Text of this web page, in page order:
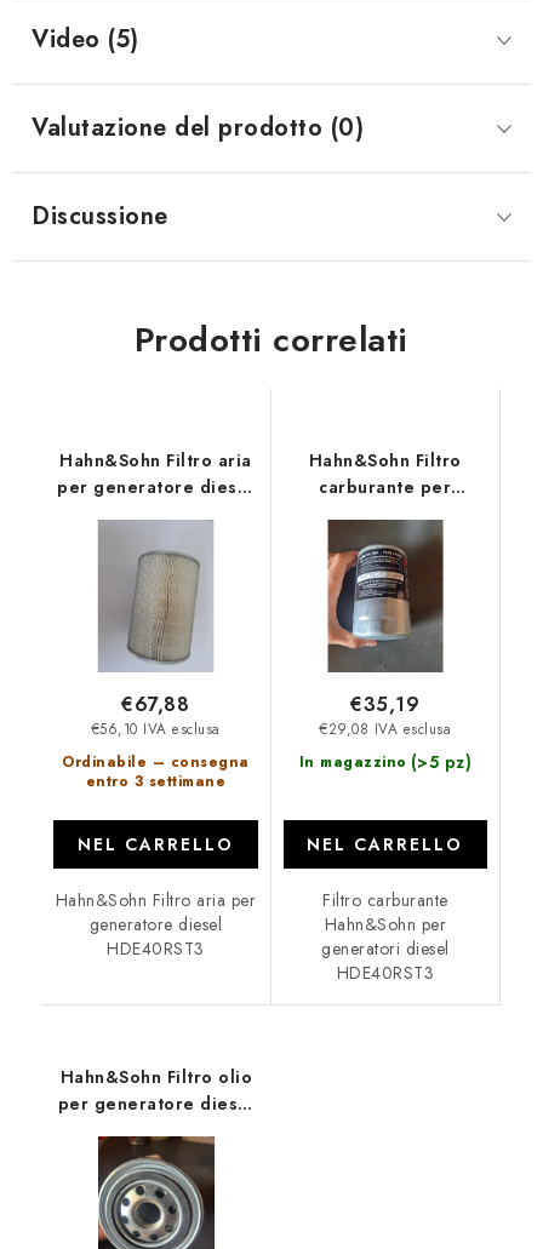
Video (5)
Valutazione del prodotto (0)
Discussione
Prodotti correlati
Hahn&Sohn Filtro aria
per generatore diesel
Ordinabile – consegna
entro 3 settimane
€56,10 IVA esclusa
€67,88
NEL CARRELLO
Hahn&Sohn Filtro aria per
generatore diesel
HDE40RST3
Hahn&Sohn Filtro
carburante per
HDE40RST3
In magazzino (>5 pz)
€29,08 IVA esclusa
€35,19
NEL CARRELLO
Filtro carburante
Hahn&Sohn per
generatori diesel
HDE40RST3
Hahn&Sohn Filtro olio
per generatore diesel
HDE40RST3